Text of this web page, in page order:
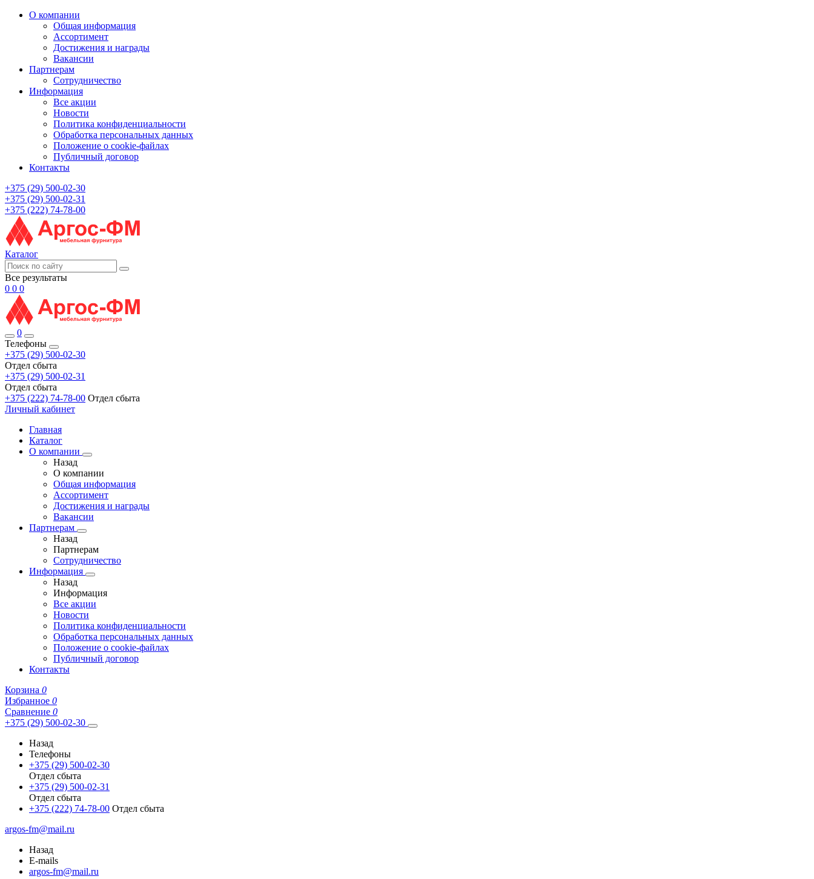
О компании
Общая информация
Ассортимент
Достижения и награды
Вакансии
Партнерам
Сотрудничество
Информация
Все акции
Новости
Политика конфиденциальности
Обработка персональных данных
Положение о cookie-файлах
Публичный договор
Контакты
+375 (29) 500-02-30
+375 (29) 500-02-31
+375 (222) 74-78-00
Каталог
Все результаты
0 0 0
0
Телефоны
+375 (29) 500-02-30
Отдел сбыта
+375 (29) 500-02-31
Отдел сбыта
+375 (222) 74-78-00 Отдел сбыта
Личный кабинет
Главная
Каталог
О компании
Назад
О компании
Общая информация
Ассортимент
Достижения и награды
Вакансии
Партнерам
Назад
Партнерам
Сотрудничество
Информация
Назад
Информация
Все акции
Новости
Политика конфиденциальности
Обработка персональных данных
Положение о cookie-файлах
Публичный договор
Контакты
Корзина 0
Избранное 0
Сравнение 0
+375 (29) 500-02-30
Назад
Телефоны
+375 (29) 500-02-30
Отдел сбыта
+375 (29) 500-02-31
Отдел сбыта
+375 (222) 74-78-00 Отдел сбыта
argos-fm@mail.ru
Назад
E-mails
argos-fm@mail.ru